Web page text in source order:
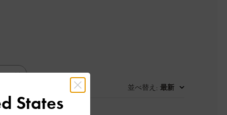
並べ替え : 最新
States